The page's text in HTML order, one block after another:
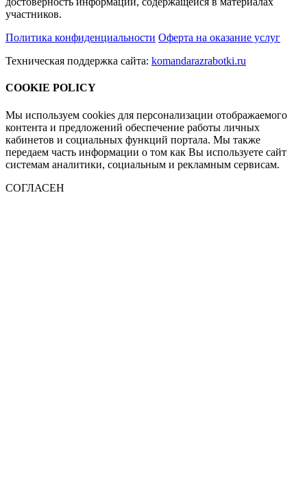
участников.
Политика конфиденциальности Оферта на оказание услуг
Техническая поддержка сайта: komandarazrabotki.ru
COOKIE POLICY
Мы используем cookies для персонализации отображаемого
контента и предложений обеспечение работы личных
кабинетов и социальных функций портала. Мы также
передаем часть информации о том как Вы используете сайт
системам аналитики, социальным и рекламным сервисам.
СОГЛАСЕН